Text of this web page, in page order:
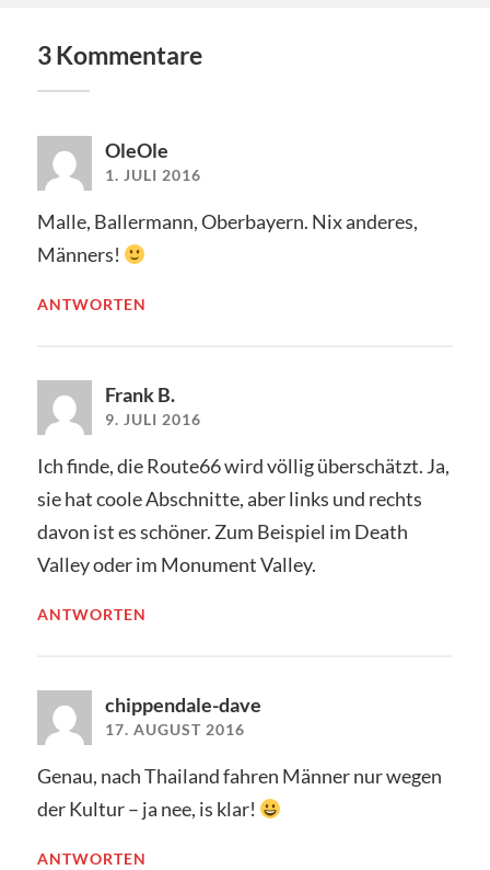
3 Kommentare
OleOle
1. JULI 2016
Malle, Ballermann, Oberbayern. Nix anderes,
Männers!
ANTWORTEN
Frank B.
9. JULI 2016
Ich finde, die Route66 wird völlig überschätzt. Ja,
sie hat coole Abschnitte, aber links und rechts
davon ist es schöner. Zum Beispiel im Death
Valley oder im Monument Valley.
ANTWORTEN
chippendale-dave
17. AUGUST 2016
Genau, nach Thailand fahren Männer nur wegen
der Kultur – ja nee, is klar!
ANTWORTEN